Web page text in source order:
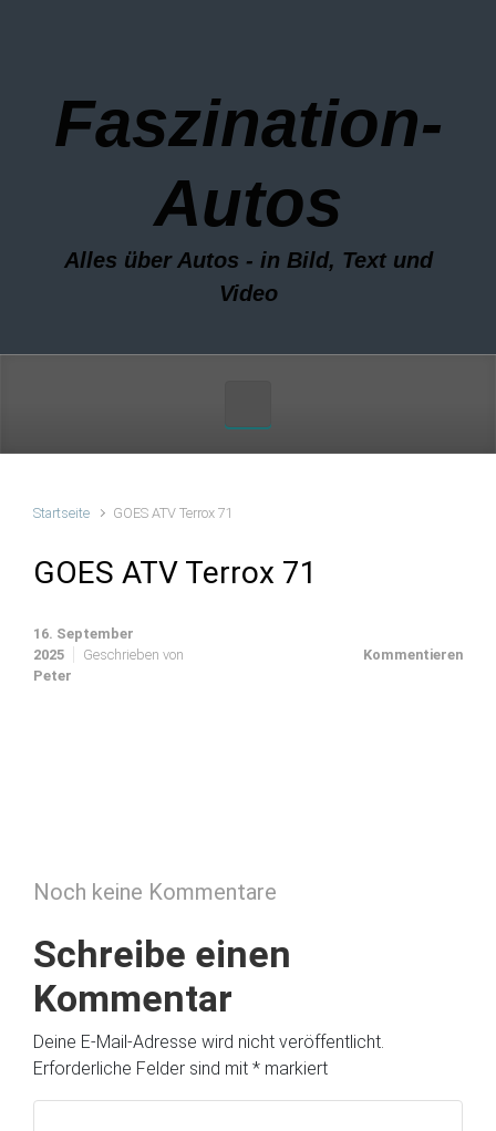
Faszination-
Autos
Alles über Autos - in Bild, Text und
Video
Startseite GOES ATV Terrox 71
GOES ATV Terrox 71
16. September
2025
Geschrieben von
Peter
Kommentieren
Noch keine Kommentare
Schreibe einen
Kommentar
Deine E-Mail-Adresse wird nicht veröffentlicht.
Erforderliche Felder sind mit * markiert